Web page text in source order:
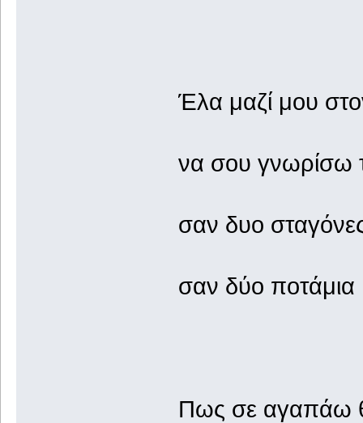
Έλα μαζί μου
να σου γνωρίσω
σαν δυο
σαν δύο ποτάμια
Πως σε αγαπάω